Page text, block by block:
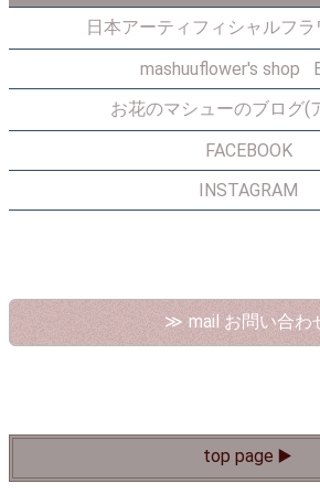
日本アーティフィシャルフ
mashuuflower's shop
お花のマシューのブログ(
FACEBOOK
INSTAGRAM
mail お問い合わ
top page ▶️